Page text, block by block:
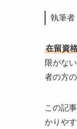
執筆者
在留資
限がな
者の方
この記
かりや